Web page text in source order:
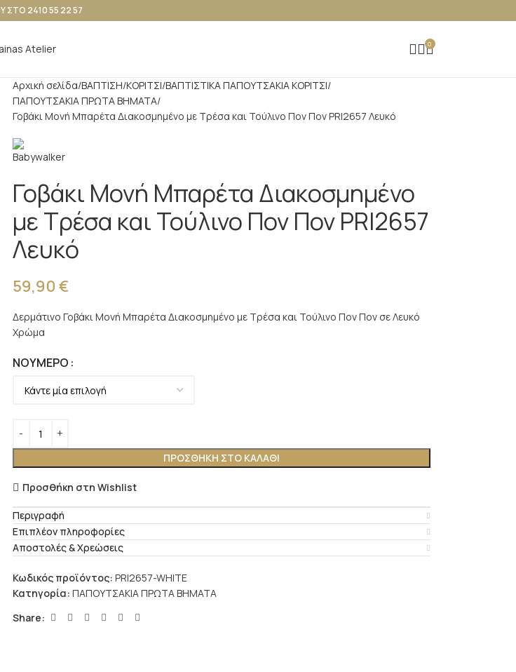
ΣΤΟ 2410 55 22 57
0
Αρχική σελίδα ΒΑΠΤΙΣΗ ΚΟΡΙΤΣΙ ΒΑΠΤΙΣΤΙΚΑ ΠΑΠΟΥΤΣΑΚΙΑ ΚΟΡΙΤΣΙ
ΠΑΠΟΥΤΣΑΚΙΑ ΠΡΩΤΑ ΒΗΜΑΤΑ
Γοβάκι Μονή Μπαρέτα Διακοσμημένο με Τρέσα και Τούλινο Πον Πον PRI2657 Λευκό
Γοβάκι Μονή Μπαρέτα Διακοσμημένο
με Τρέσα και Τούλινο Πον Πον PRI2657
Λευκό
59,90 €
Δερμάτινο Γοβάκι Μονή Μπαρέτα Διακοσμημένο με Τρέσα και Τούλινο Πον Πον σε Λευκό
Χρώμα
ΝΟΎΜΕΡΟ
ΠΡΟΣΘΉΚΗ ΣΤΟ ΚΑΛΆΘΙ
Προσθήκη στη Wishlist
Περιγραφή
Επιπλέον πληροφορίες
Αποστολές & Χρεώσεις
Κωδικός προϊόντος: PRI2657-WHITE
Κατηγορία: ΠΑΠΟΥΤΣΑΚΙΑ ΠΡΩΤΑ ΒΗΜΑΤΑ
Share: